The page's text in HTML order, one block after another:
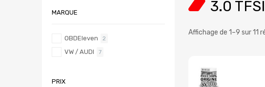
3.0
Affichage de 1–9 sur 11
MARQUE
OBDEleven 2
VW / AUDI 7
PRIX